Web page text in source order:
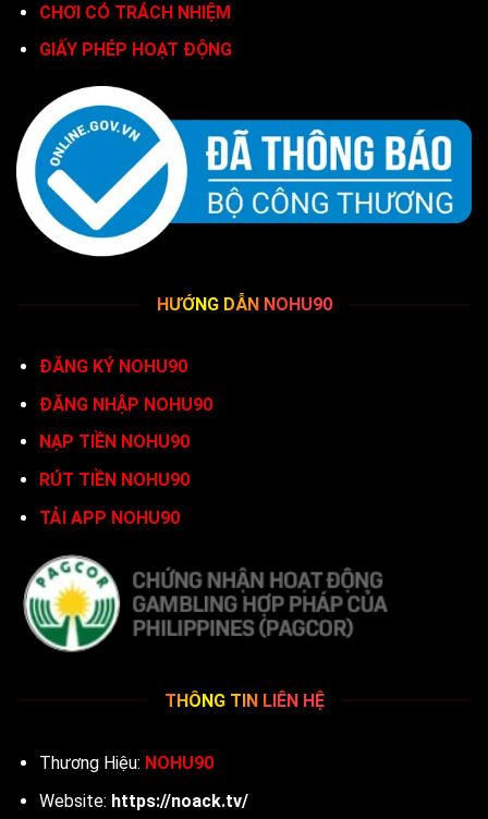
CHƠI CÓ TRÁCH NHIỆM
GIẤY PHÉP HOẠT ĐỘNG
HƯỚNG DẪN NOHU90
ĐĂNG KÝ NOHU90
ĐĂNG NHẬP NOHU90
NẠP TIỀN NOHU90
RÚT TIỀN NOHU90
TẢI APP NOHU90
THÔNG TIN LIÊN HỆ
Thương Hiệu: NOHU90
Website: https://noack.tv/